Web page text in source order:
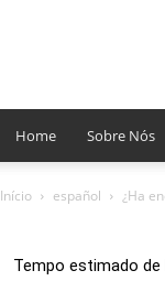
Home Sobre Nós
Início español ¿Ha